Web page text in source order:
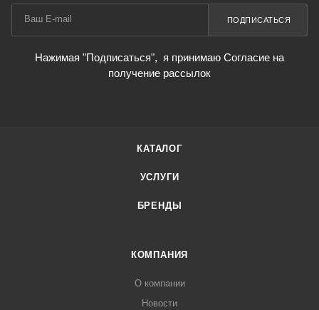
ПОДПИСАТЬСЯ
Нажимая "Подписаться", я принимаю Согласие на
получение рассылок
КАТАЛОГ
УСЛУГИ
БРЕНДЫ
КОМПАНИЯ
О компании
Новости